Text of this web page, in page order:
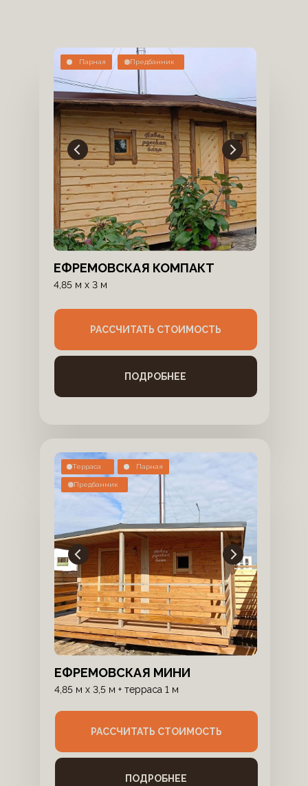
Терраса
Предбанник
Парная
ЕФРЕМОВСКАЯ МИНИ
4,85 м х 3,5 м + терраса 1 м
РАССЧИТАТЬ СТОИМОСТЬ
ПОДРОБНЕЕ
РАССЧИТАТЬ СТОИМОСТЬ
4,85 м х 3 м
ЕФРЕМОВСКАЯ КОМПАКТ
ПОДРОБНЕЕ
Парная Предбанник